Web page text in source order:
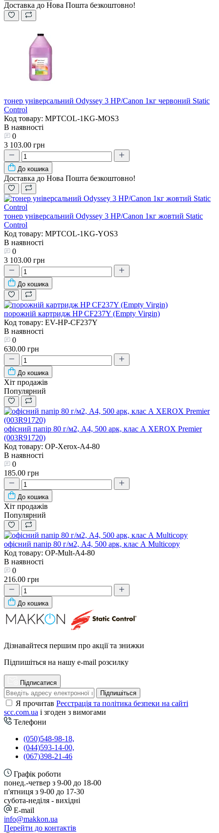
Доставка до Нова Пошта безкоштовно!
тонер універсальний Odyssey 3 HP/Canon 1кг червоний Static
Control
Код товару: MPTCOL-1KG-MOS3
В наявності
0
3 103.00 грн
До кошика
Доставка до Нова Пошта безкоштовно!
тонер універсальний Odyssey 3 HP/Canon 1кг жовтий Static
Control
Код товару: MPTCOL-1KG-YOS3
В наявності
0
3 103.00 грн
До кошика
порожній картридж HP CF237Y (Empty Virgin)
Код товару: EV-HP-CF237Y
В наявності
0
630.00 грн
До кошика
Хіт продажів
Популярний
офісний папір 80 г/м2, A4, 500 арк, клас А XEROX Premier
(003R91720)
Код товару: OP-Xerox-A4-80
В наявності
0
185.00 грн
До кошика
Хіт продажів
Популярний
офісний папір 80 г/м2, A4, 500 арк, клас А Multicopy
Код товару: OP-Mult-A4-80
В наявності
0
216.00 грн
До кошика
Дізнавайтеся першим про акції та знижки
Підпишіться на нашу e-mail розсилку
Підписатися
Підпишіться
Я прочитав Реєстрація та політика безпеки на сайті
scc.com.ua і згоден з вимогами
Телефони
(050)548-98-18,
(044)593-14-00,
(067)398-21-46
Графік роботи
понед.-четвер з 9-00 до 18-00
п'ятниця з 9-00 до 17-30
cубота-неділя - вихідні
E-mail
info@makkon.ua
Перейти до контактів